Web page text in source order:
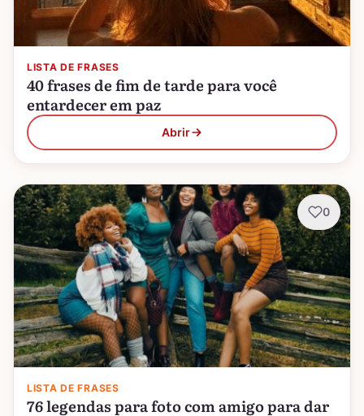
LISTA DE FRASES
40 frases de fim de tarde para você
entardecer em paz
Abrir
LISTA DE FRASES
76 legendas para foto com amigo para dar
0